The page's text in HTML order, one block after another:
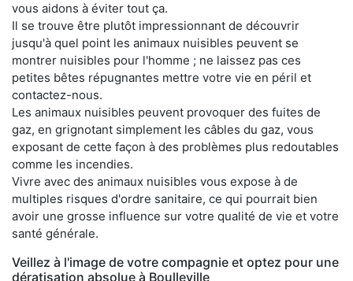
vous aidons à éviter tout ça.
Il se trouve être plutôt impressionnant de découvrir
jusqu'à quel point les animaux nuisibles peuvent se
montrer nuisibles pour l'homme ; ne laissez pas ces
petites bêtes répugnantes mettre votre vie en péril et
contactez-nous.
Les animaux nuisibles peuvent provoquer des fuites de
gaz, en grignotant simplement les câbles du gaz, vous
exposant de cette façon à des problèmes plus redoutables
comme les incendies.
Vivre avec des animaux nuisibles vous expose à de
multiples risques d'ordre sanitaire, ce qui pourrait bien
avoir une grosse influence sur votre qualité de vie et votre
santé générale.
Veillez à l'image de votre compagnie et optez pour une
dératisation absolue à Boulleville